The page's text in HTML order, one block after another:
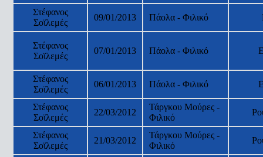
Στέφανος
Σοϊλεμές
09/01/2013 Πάολα - Φιλικό
Στέφανος
Σοϊλεμές
07/01/2013 Πάολα - Φιλικό
Στέφανος
Σοϊλεμές
06/01/2013 Πάολα - Φιλικό
Στέφανος
Σοϊλεμές
22/03/2012
Τάργκου Μούρες -
Φιλικό
Στέφανος
Σοϊλεμές
21/03/2012
Τάργκου Μούρες -
Φιλικό